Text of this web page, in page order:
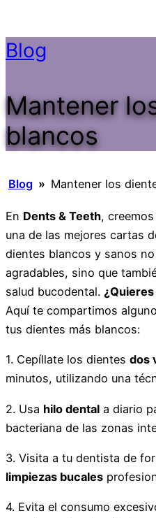
Blog
Mantener
blancos
Blog » Mantener los
En Dents & Teeth,
una de las mejores cartas
dientes blancos y sanos
agradables, sino que
salud bucodental.
Aquí te compartimos
tus dientes más blancos:
1. Cepíllate los dientes dos
minutos, utilizando una
2. Usa hilo dental a diario
bacteriana de las zonas
3. Visita a tu dentista de
limpiezas bucales
4. Evita el consumo